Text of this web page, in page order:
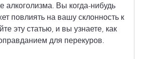
алкоголизма. Вы когда-нибудь
повлиять на вашу склонность к
эту статью, и вы узнаете, как
для перекуров.